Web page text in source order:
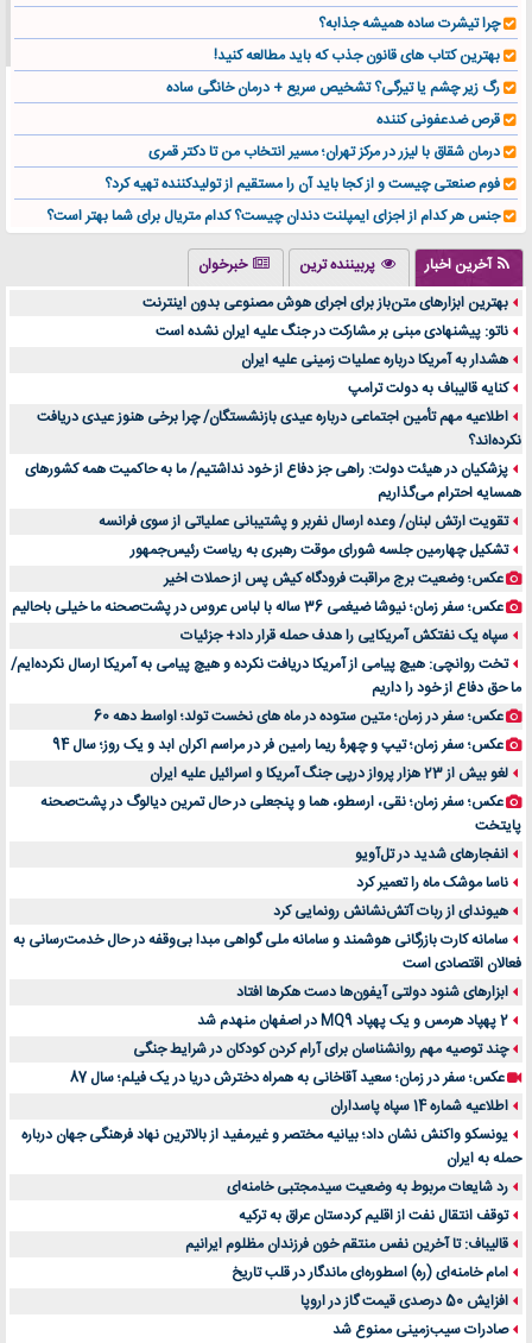
چرا تیشرت ساده همیشه جذابه؟
بهترین کتاب های قانون جذب که باید مطالعه کنید!
رگ زیر چشم یا تیرگی؟ تشخیص سریع + درمان خانگی ساده
قرص ضدعفونی کننده
درمان شقاق با لیزر در مرکز تهران؛ مسیر انتخاب من تا دکتر قمری
فوم صنعتی چیست و از کجا باید آن را مستقیم از تولیدکننده تهیه کرد؟
جنس هر کدام از اجزای ایمپلنت دندان چیست؟ کدام متریال برای شما بهتر است؟
تولید لیوان کاغذی یک کسب‌ و کار پر سود و رو‌ به‌ رشد در بازار ایران
درد زانو بعد از تمرین با تردمیل؟ شاید مشکل از این انتخاب باشد
آینده موسیقی هم‌اکنون در اینجاست
بهترین راه تبلیغات کلینیک زیبایی و افزایش مشتری کدام است؟
مقایسه قالب آسترا با وودمارت و فلت‌سام (فارسی)
خرید سمعک کارکرده یا دست دوم | نکات مهم قبل از تصمیم‌گیری
خرید و فروش قطعات سرور دست دوم در ماهان شبکه ایرانیان
اهمیت انتخاب بهترین وکیل در سعادت آباد برای پرونده‌های حساس و کلان
لیفتراک صفر؛ راهنمای جامع خرید، قیمت و فروش در ایران
راهنمای جامع بهترین کفش ورزشی برای دویدن و استفاده روزمره | بررسی ۱۲ مدل برتر
آخرین اخبار پربیننده ترین
خبرخوان
بهترین ابزارهای متن‌باز برای اجرای هوش مصنوعی بدون اینترنت
ناتو: پیشنهادی مبنی بر مشارکت در جنگ علیه ایران نشده است
هشدار به آمریکا درباره عملیات زمینی علیه ایران
کنایه قالیباف به دولت ترامپ
اطلاعیه مهم تأمین اجتماعی درباره عیدی بازنشستگان/ چرا برخی هنوز عیدی دریافت
نکرده‌اند؟
پزشکیان در هیئت دولت: راهی جز دفاع از خود نداشتیم/ ما به حاکمیت همه کشورهای
همسایه احترام می‌گذاریم
تقویت ارتش لبنان/ وعده ارسال نفربر و پشتیبانی عملیاتی از سوی فرانسه
تشکیل چهارمین جلسه شورای موقت رهبری به ریاست رئیس‌جمهور
عکس؛ وضعیت برج مراقبت فرودگاه کیش پس از حملات اخیر
عکس؛ سفر زمان؛ نیوشا ضیغمی 36 ساله با لباس عروس در پشت‌صحنه ما خیلی باحالیم
سپاه یک نفتکش آمریکایی را هدف حمله قرار داد+ جزئیات
تخت روانچی: هیچ پیامی از آمریکا دریافت نکرده و هیچ پیامی به آمریکا ارسال نکرده‌ایم/
ما حق دفاع از خود را داریم
عکس؛ سفر در زمان؛ متین ستوده در ماه های نخست تولد؛ اواسط دهه 60
عکس؛ سفر زمان؛ تیپ و چهرۀ ریما رامین فر در مراسم اکران ابد و یک روز؛ سال 94
لغو بیش از 23 هزار پرواز درپی جنگ آمریکا و اسرائیل علیه ایران
عکس؛ سفر زمان؛ نقی، ارسطو، هما و پنجعلی در حال تمرین دیالوگ در پشت‌صحنه
پایتخت
انفجارهای شدید در تل‌آویو
ناسا موشک ماه را تعمیر کرد
هیوندای از ربات آتش‌نشانش رونمایی کرد
سامانه کارت بازرگانی هوشمند و سامانه ملی گواهی مبدا بی‌وقفه در حال خدمت‌رسانی به
فعالان اقتصادی است
ابزارهای شنود دولتی آیفون‌ها دست هکرها افتاد
2 پهپاد هرمس و یک پهپاد MQ9 در اصفهان منهدم شد
چند توصیه مهم روانشناسان برای آرام کردن کودکان در شرایط جنگی
عکس؛ سفر در زمان؛ سعید آقاخانی به همراه دخترش دریا در یک فیلم؛ سال 87
اطلاعیه شماره 14 سپاه پاسداران
یونسکو واکنش نشان داد؛ بیانیه مختصر و غیرمفید از بالاترین نهاد فرهنگی جهان درباره
حمله به ایران
رد شایعات مربوط به وضعیت سیدمجتبی خامنه‌ای
توقف انتقال نفت از اقلیم کردستان عراق به ترکیه
قالیباف: تا آخرین نفس منتقم خون فرزندان مظلوم ایرانیم
امام خامنه‌ای (ره) اسطوره‌ای ماندگار در قلب تاریخ
افزایش 50 درصدی قیمت گاز در اروپا
صادرات سیب‌زمینی ممنوع شد